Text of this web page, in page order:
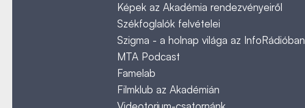
Képek az Akadémia rendezvényeiről
Székfoglalók felvételei
Szigma - a holnap világa az InfoRádióban
MTA Podcast
Famelab
Filmklub az Akadémián